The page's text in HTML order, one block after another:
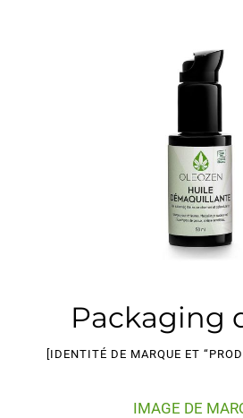
Packaging
[IDENTITÉ DE MARQUE ET
IMAGE DE